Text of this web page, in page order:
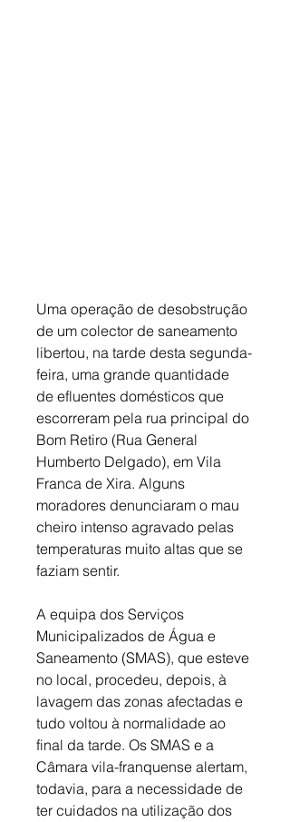
Uma operação de desobstrução
de um colector de saneamento
libertou, na tarde desta segunda-
feira, uma grande quantidade
de efluentes domésticos que
escorreram pela rua principal do
Bom Retiro (Rua General
Humberto Delgado), em Vila
Franca de Xira. Alguns
moradores denunciaram o mau
cheiro intenso agravado pelas
temperaturas muito altas que se
faziam sentir.
A equipa dos Serviços
Municipalizados de Água e
Saneamento (SMAS), que esteve
no local, procedeu, depois, à
lavagem das zonas afectadas e
tudo voltou à normalidade ao
final da tarde. Os SMAS e a
Câmara vila-franquense alertam,
todavia, para a necessidade de
ter cuidados na utilização dos